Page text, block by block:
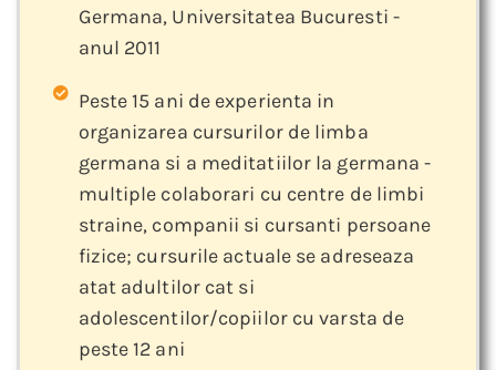
Germana, Universitatea Bucuresti -
anul 2011
Peste 15 ani de experienta in
organizarea cursurilor de limba
germana si a meditatiilor la germana -
multiple colaborari cu centre de limbi
straine, companii si cursanti persoane
fizice; cursurile actuale se adreseaza
atat adultilor cat si
adolescentilor/copiilor cu varsta de
peste 12 ani